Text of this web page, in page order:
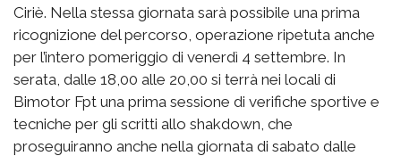
Ciriè. Nella stessa giornata sarà possibile una prima
ricognizione del percorso, operazione ripetuta anche
per l’intero pomeriggio di venerdì 4 settembre. In
serata, dalle 18,00 alle 20,00 si terrà nei locali di
Bimotor Fpt una prima sessione di verifiche sportive e
tecniche per gli scritti allo shakdown, che
proseguiranno anche nella giornata di sabato dalle